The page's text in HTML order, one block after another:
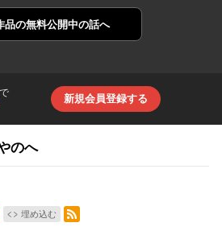
品の無料公開中の話へ
新規会員登録する
のへ
埋め込む
RSSフィード